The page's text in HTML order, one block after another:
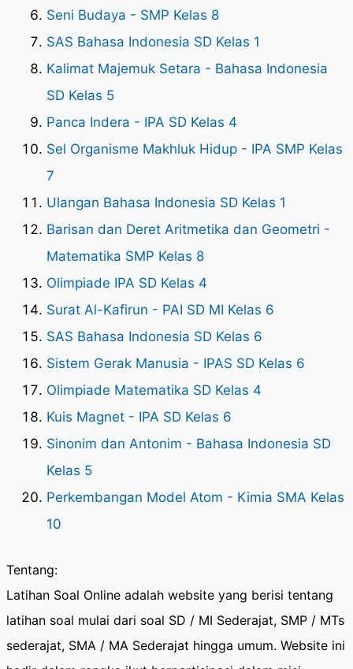
Seni Budaya - SMP Kelas 8
SAS Bahasa Indonesia SD Kelas 1
Kalimat Majemuk Setara - Bahasa Indonesia
SD Kelas 5
Panca Indera - IPA SD Kelas 4
Sel Organisme Makhluk Hidup - IPA SMP Kelas
7
Ulangan Bahasa Indonesia SD Kelas 1
Barisan dan Deret Aritmetika dan Geometri -
Matematika SMP Kelas 8
Olimpiade IPA SD Kelas 4
Surat Al-Kafirun - PAI SD MI Kelas 6
SAS Bahasa Indonesia SD Kelas 6
Sistem Gerak Manusia - IPAS SD Kelas 6
Olimpiade Matematika SD Kelas 4
Kuis Magnet - IPA SD Kelas 6
Sinonim dan Antonim - Bahasa Indonesia SD
Kelas 5
Perkembangan Model Atom - Kimia SMA Kelas
10
Tentang:
Latihan Soal Online adalah website yang berisi tentang
latihan soal mulai dari soal SD / MI Sederajat, SMP / MTs
sederajat, SMA / MA Sederajat hingga umum. Website ini